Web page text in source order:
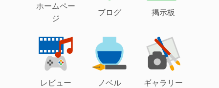
ホームペー
ジ
ブログ 掲示板
レビュー ノベル ギャラリー